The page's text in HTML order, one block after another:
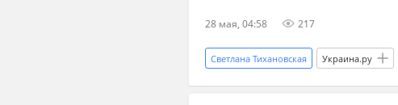
28 мая, 04:58 217
Светлана Тихановская Украина.ру
война на Украине МИД РФ